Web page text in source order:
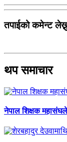
तपाईको कमेन्ट
थप समाचार
नेपाल शिक्षक